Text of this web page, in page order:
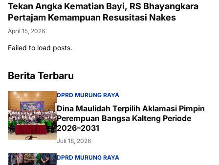
Tekan Angka Kematian Bayi, RS Bhayangkara
Pertajam Kemampuan Resusitasi Nakes
April 15, 2026
Failed to load posts.
Berita Terbaru
DPRD MURUNG RAYA
Dina Maulidah Terpilih Aklamasi Pimpin
Perempuan Bangsa Kalteng Periode
2026–2031
Juli 18, 2026
DPRD MURUNG RAYA